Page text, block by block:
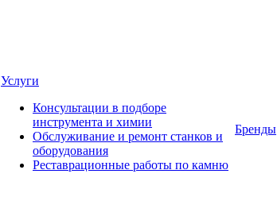
Услуги
Консультации в подборе
инструмента и химии
Обслуживание и ремонт станков и
оборудования
Реставрационные работы по камню
Бренды